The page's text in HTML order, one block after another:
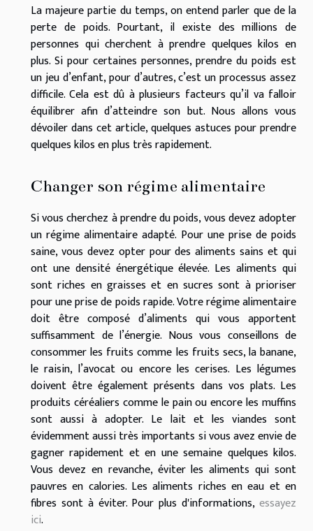
La majeure partie du temps, on entend parler que de la
perte de poids. Pourtant, il existe des millions de
personnes qui cherchent à prendre quelques kilos en
plus. Si pour certaines personnes, prendre du poids est
un jeu d’enfant, pour d’autres, c’est un processus assez
difficile. Cela est dû à plusieurs facteurs qu’il va falloir
équilibrer afin d’atteindre son but. Nous allons vous
dévoiler dans cet article, quelques astuces pour prendre
quelques kilos en plus très rapidement.
Changer son régime alimentaire
Si vous cherchez à prendre du poids, vous devez adopter
un régime alimentaire adapté. Pour une prise de poids
saine, vous devez opter pour des aliments sains et qui
ont une densité énergétique élevée. Les aliments qui
sont riches en graisses et en sucres sont à prioriser
pour une prise de poids rapide. Votre régime alimentaire
doit être composé d’aliments qui vous apportent
suffisamment de l’énergie. Nous vous conseillons de
consommer les fruits comme les fruits secs, la banane,
le raisin, l’avocat ou encore les cerises. Les légumes
doivent être également présents dans vos plats. Les
produits céréaliers comme le pain ou encore les muffins
sont aussi à adopter. Le lait et les viandes sont
évidemment aussi très importants si vous avez envie de
gagner rapidement et en une semaine quelques kilos.
Vous devez en revanche, éviter les aliments qui sont
pauvres en calories. Les aliments riches en eau et en
fibres sont à éviter. Pour plus d'informations, essayez
ici.